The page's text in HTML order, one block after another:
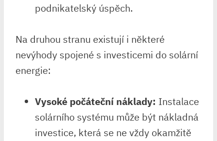
podnikatelský úspěch.
Na druhou stranu existují i některé
nevýhody spojené s investicemi do solární
energie:
Vysoké počáteční náklady: Instalace
solárního systému může být nákladná
investice, která se ne vždy okamžitě